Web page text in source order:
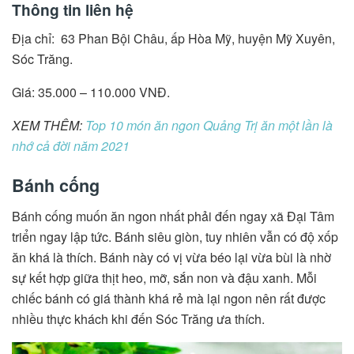
Thông tin liên hệ
Địa chỉ: 63 Phan Bội Châu, ấp Hòa Mỹ, huyện Mỹ Xuyên,
Sóc Trăng.
Giá: 35.000 – 110.000 VNĐ.
XEM THÊM: Top 10 món ăn ngon Quảng Trị ăn một lần là
nhớ cả đời năm 2021
Bánh cống
Bánh cống muốn ăn ngon nhất phải đến ngay xã Đại Tâm
triển ngay lập tức. Bánh siêu giòn, tuy nhiên vẫn có độ xốp
ăn khá là thích. Bánh này có vị vừa béo lại vừa bùi là nhờ
sự kết hợp giữa thịt heo, mỡ, sắn non và đậu xanh. Mỗi
chiếc bánh có giá thành khá rẻ mà lại ngon nên rất được
nhiều thực khách khi đến Sóc Trăng ưa thích.